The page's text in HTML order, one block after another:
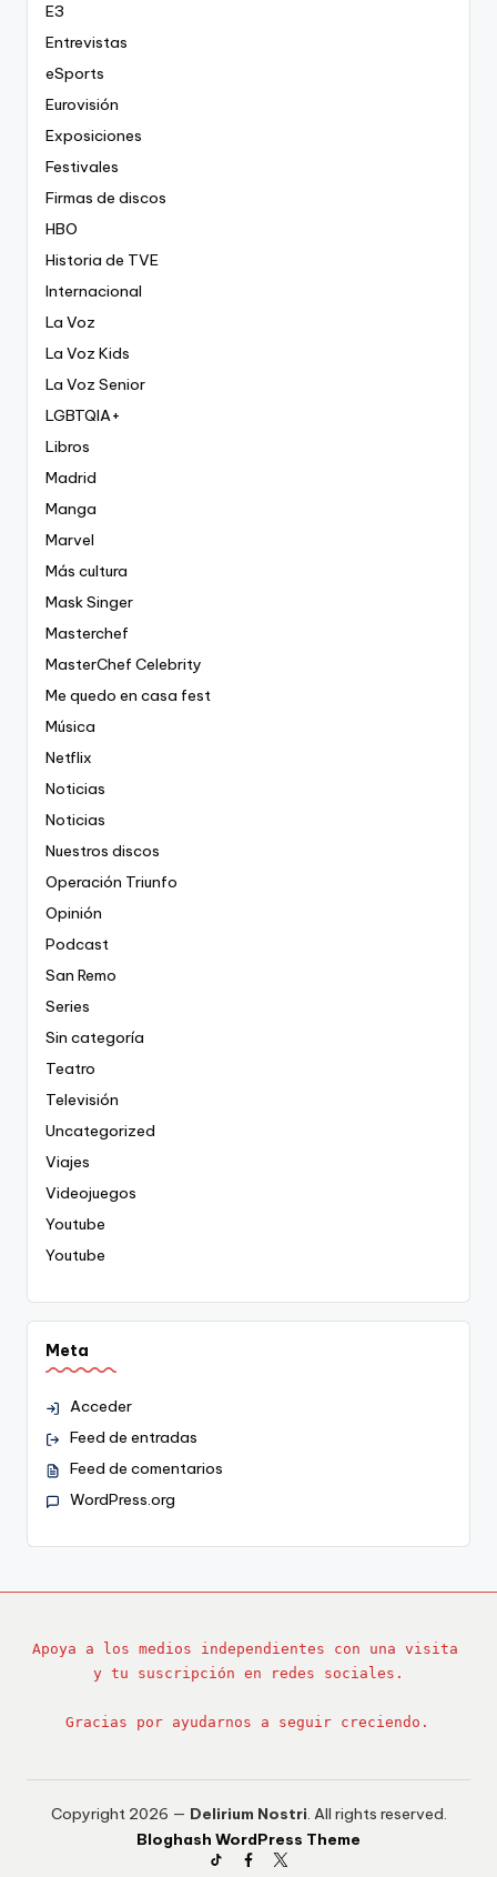
E3
Entrevistas
eSports
Eurovisión
Exposiciones
Festivales
Firmas de discos
HBO
Historia de TVE
Internacional
La Voz
La Voz Kids
La Voz Senior
LGBTQIA+
Libros
Madrid
Manga
Marvel
Más cultura
Mask Singer
Masterchef
MasterChef Celebrity
Me quedo en casa fest
Música
Netflix
Noticias
Noticias
Nuestros discos
Operación Triunfo
Opinión
Podcast
San Remo
Series
Sin categoría
Teatro
Televisión
Uncategorized
Viajes
Videojuegos
Youtube
Youtube
Meta
Acceder
Feed de entradas
Feed de comentarios
WordPress.org
Apoya a los medios independientes con una visita
y tu suscripción en redes sociales.
Gracias por ayudarnos a seguir creciendo.
Copyright 2026 — Delirium Nostri. All rights reserved.
Bloghash WordPress Theme
TikTokFacebook
Twitter